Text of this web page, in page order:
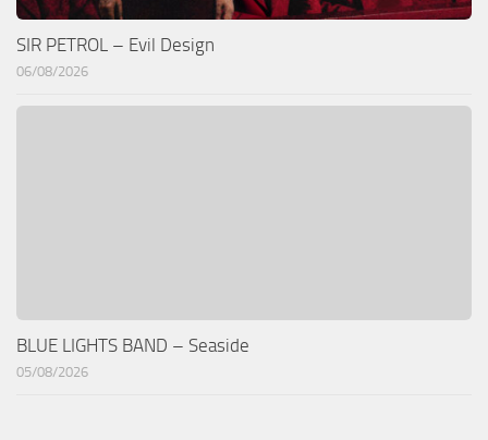
SIR PETROL – Evil Design
06/08/2026
BLUE LIGHTS BAND – Seaside
05/08/2026